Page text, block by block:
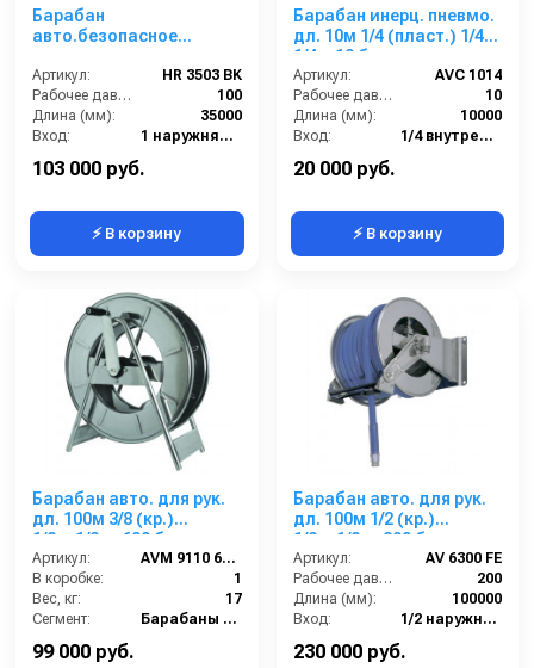
Барабан
авто.безопасное
35м 3/4 25м 1 (нерж.) 1ш
3/4г 100 бар
Артикул:
HR 3503 BK
Рабочее давление (бар):
100
Длина (мм):
35000
Вход:
1 наружняя резьба
103 000 руб.
⚡ В корзину
Барабан инерц. пневмо.
дл. 10м 1/4 (пласт.) 1/4г.
1/4ш 10 бар
Артикул:
AVC 1014
Рабочее давление (бар):
10
Длина (мм):
10000
Вход:
1/4 внутренняя резьба
20 000 руб.
⚡ В корзину
Барабан авто. для рук.
дл. 100м 3/8 (кр.)
1/2ш.1/2ш. 600 бар
Артикул:
AVM 9110 600 FE
В коробке:
1
Вес, кг:
17
Сегмент:
Барабаны Ramex
99 000 руб.
Барабан авто. для рук.
дл. 100м 1/2 (кр.)
1/2ш.1/2ш. 200 бар
Артикул:
AV 6300 FE
Рабочее давление (бар):
200
Длина (мм):
100000
Вход:
1/2 наружняя резьба
230 000 руб.